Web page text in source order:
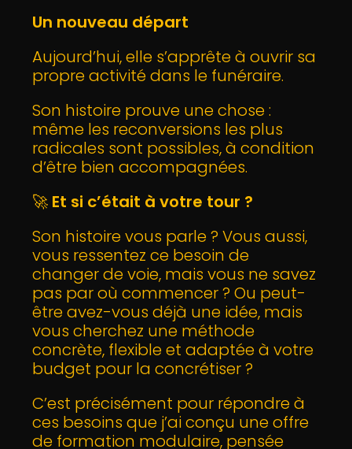
Un nouveau départ
Aujourd’hui, elle s’apprête à ouvrir sa
propre activité dans le funéraire.
Son histoire prouve une chose :
même les reconversions les plus
radicales sont possibles, à condition
d’être bien accompagnées.
🚀 Et si c’était à votre tour ?
Son histoire vous parle ? Vous aussi,
vous ressentez ce besoin de
changer de voie, mais vous ne savez
pas par où commencer ? Ou peut-
être avez-vous déjà une idée, mais
vous cherchez une méthode
concrète, flexible et adaptée à votre
budget pour la concrétiser ?
C’est précisément pour répondre à
ces besoins que j’ai conçu une offre
de formation modulaire, pensée